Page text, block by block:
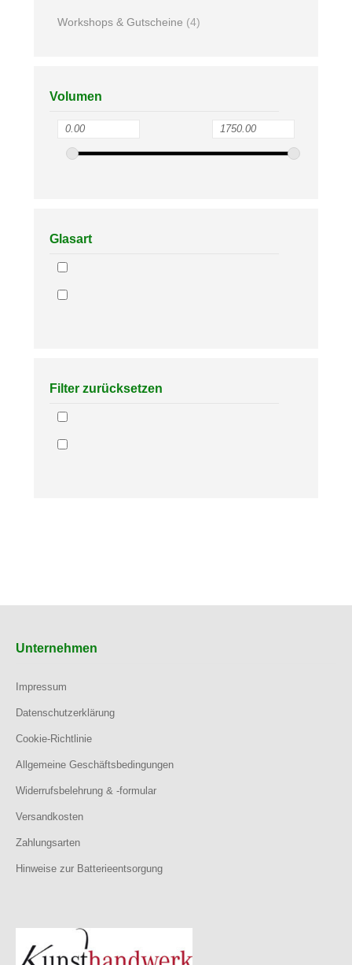
Workshops & Gutscheine (4)
Volumen
Glasart
Filter zurücksetzen
Unternehmen
Impressum
Datenschutzerklärung
Cookie-Richtlinie
Allgemeine Geschäftsbedingungen
Widerrufsbelehrung & -formular
Versandkosten
Zahlungsarten
Hinweise zur Batterieentsorgung